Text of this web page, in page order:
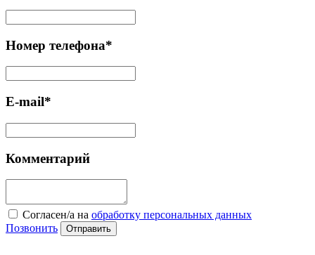
Номер телефона*
E-mail*
Комментарий
Cогласен/а на обработку персональных данных
Позвонить
Отправить